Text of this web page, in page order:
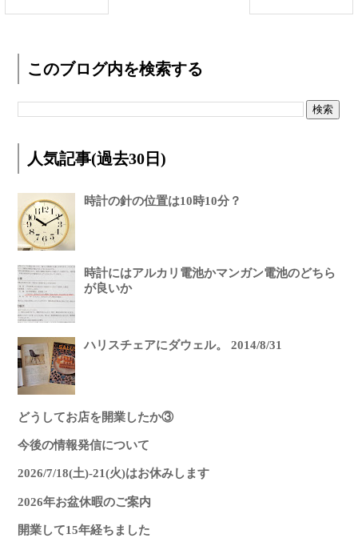
このブログ内を検索する
人気記事(過去30日)
時計の針の位置は10時10分？
時計にはアルカリ電池かマンガン電池のどちら
が良いか
ハリスチェアにダウェル。 2014/8/31
どうしてお店を開業したか③
今後の情報発信について
2026/7/18(土)-21(火)はお休みします
2026年お盆休暇のご案内
開業して15年経ちました